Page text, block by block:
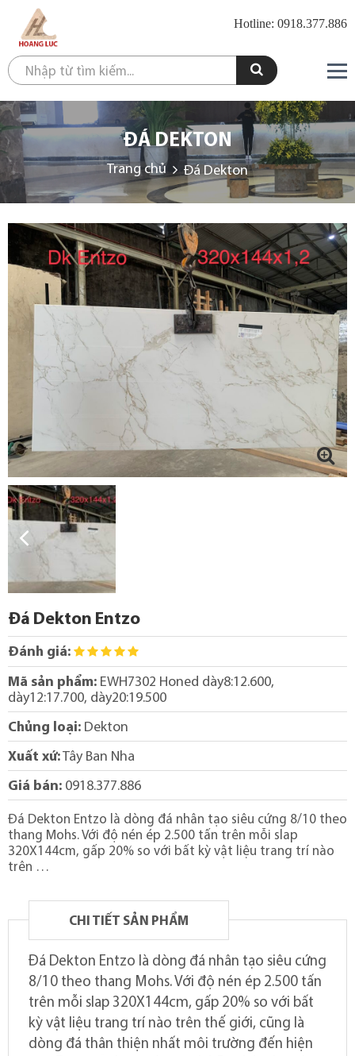
Hotline: 0918.377.886
ĐÁ DEKTON
Trang chủ Đá Dekton
Đá Dekton Entzo
Đánh giá:
Mã sản phẩm: EWH7302 Honed dày8:12.600,
dày12:17.700, dày20:19.500
Chủng loại: Dekton
Xuất xứ:Tây Ban Nha
Giá bán: 0918.377.886
Đá Dekton Entzo là dòng đá nhân tạo siêu cứng 8/10 theo
thang Mohs. Với độ nén ép 2.500 tấn trên mỗi slap
320X144cm, gấp 20% so với bất kỳ vật liệu trang trí nào
trên …
CHI TIẾT SẢN PHẨM
Đá Dekton Entzo là dòng đá nhân tạo siêu cứng
8/10 theo thang Mohs. Với độ nén ép 2.500 tấn
trên mỗi slap 320X144cm, gấp 20% so với bất
kỳ vật liệu trang trí nào trên thế giới, cũng là
dòng đá thân thiện nhất môi trường đến hiện